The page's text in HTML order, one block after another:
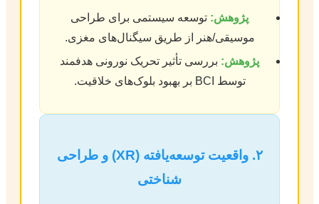
پژوهش: توسعه سیستمی برای طراحی
موسیقی/هنر از طریق سیگنال‌های مغزی.
پژوهش: بررسی تأثیر تحریک نورونی هدفمند
توسط BCI بر بهبود بلوک‌های خلاقیت.
۲. واقعیت توسعه‌یافته (XR) و طراحی
شناختی